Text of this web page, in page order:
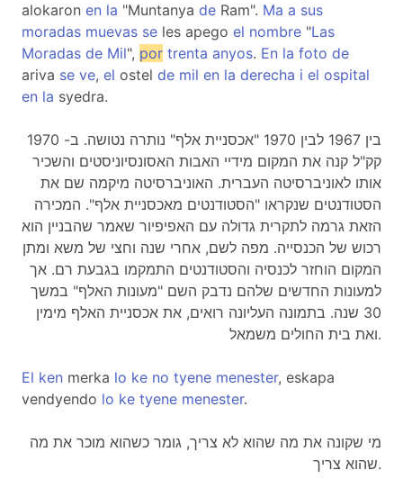
alokaron en la "Muntanya de Ram". Ma a sus
moradas muevas se les apego el nombre "Las
Moradas de Mil", por trenta anyos. En la foto de
ariva se ve, el ostel de mil en la derecha i el ospital
en la syedra.
בין 1967 לבין 1970 "אכסניית אלף" נותרה נטושה. ב- 1970
קק"ל קנה את המקום מידיי האבות האסונסיוניסטים והשכיר
אותו לאוניברסיטה העברית. האוניברסיטה מיקמה שם את
הסטודנטים שנקראו "הסטודנטים מאכסניית אלף". המכירה
הזאת גרמה לתקרית גדולה עם האפיפיור שאמר שהבניין הוא
רכוש של הכנסייה. מפה לשם, אחרי שנה וחצי של משא ומתן
המקום הוחזר לכנסיה והסטודנטים התמקמו בגבעת רם. אך
למעונות החדשים שלהם נדבק השם "מעונות האלף" במשך
30 שנה. בתמונה העליונה רואים, את אכסניית האלף מימין
ואת בית החולים משמאל.
El ken merka lo ke no tyene menester, eskapa
vendyendo lo ke tyene menester.
מי שקונה את מה שהוא לא צריך, גומר כשהוא מוכר את מה
שהוא צריך.